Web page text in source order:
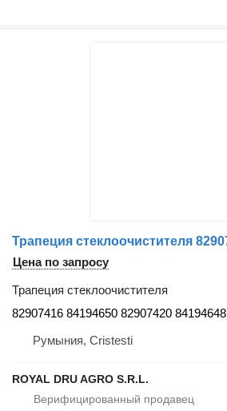
Цена по запросу
Трапеция стеклоочистителя
82907416 84194650 82907420 84194648
Румыния, Cristesti
ROYAL DRU AGRO S.R.L.